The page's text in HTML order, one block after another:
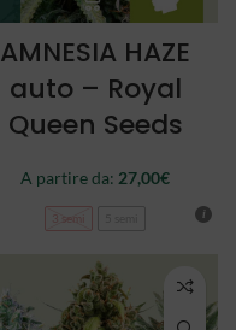
AMNESIA HAZE
auto – Royal
Queen Seeds
A partire da: 27,00€
3 semi